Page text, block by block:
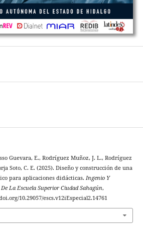
Guevara, E., Rodríguez Muñoz, J. L., Rodríguez
Soto, C. E. (2025). Diseño y construcción de una
para aplicaciones didácticas. Ingenio Y
La Escuela Superior Ciudad Sahagún,
10.29057/escs.v12iEspecial2.14761